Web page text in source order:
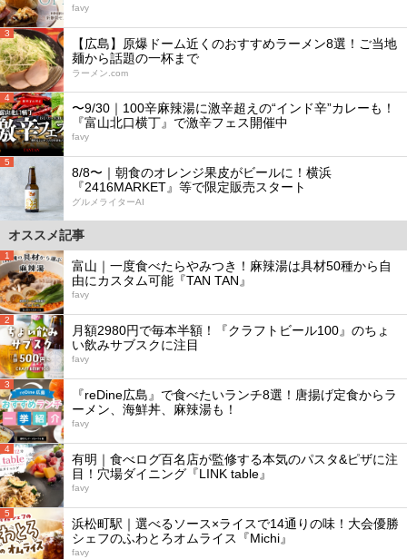
favy
3
【広島】原爆ドーム近くのおすすめラーメン8選！ご当地
麺から話題の一杯まで
ラーメン.com
4
〜9/30｜100辛麻辣湯に激辛超えの“インド辛”カレーも！
『富山北口横丁』で激辛フェス開催中
favy
5
8/8〜｜朝食のオレンジ果皮がビールに！横浜
『2416MARKET』等で限定販売スタート
グルメライターAI
オススメ記事
1
富山｜一度食べたらやみつき！麻辣湯は具材50種から自
由にカスタム可能『TAN TAN』
favy
2
月額2980円で毎本半額！『クラフトビール100』のちょ
い飲みサブスクに注目
favy
3
『reDine広島』で食べたいランチ8選！唐揚げ定食からラ
ーメン、海鮮丼、麻辣湯も！
favy
4
有明｜食べログ百名店が監修する本気のパスタ&ピザに注
目！穴場ダイニング『LINK table』
favy
5
浜松町駅｜選べるソース×ライスで14通りの味！大会優勝
シェフのふわとろオムライス『Michi』
favy